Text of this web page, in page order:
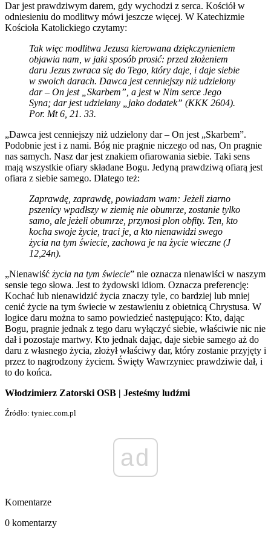
Dar jest prawdziwym darem, gdy wychodzi z serca. Kościół w
odniesieniu do modlitwy mówi jeszcze więcej. W Katechizmie
Kościoła Katolickiego czytamy:
Tak więc modlitwa Jezusa kierowana dziękczynieniem
objawia nam, w jaki sposób prosić: przed złożeniem
daru Jezus zwraca się do Tego, który daje, i daje siebie
w swoich darach. Dawca jest cenniejszy niż udzielony
dar – On jest „Skarbem”, a jest w Nim serce Jego
Syna; dar jest udzielany „jako dodatek” (KKK 2604).
Por. Mt 6, 21. 33.
„Dawca jest cenniejszy niż udzielony dar – On jest „Skarbem”.
Podobnie jest i z nami. Bóg nie pragnie niczego od nas, On pragnie
nas samych. Nasz dar jest znakiem ofiarowania siebie. Taki sens
mają wszystkie ofiary składane Bogu. Jedyną prawdziwą ofiarą jest
ofiara z siebie samego. Dlatego też:
Zaprawdę, zaprawdę, powiadam wam: Jeżeli ziarno
pszenicy wpadłszy w ziemię nie obumrze, zostanie tylko
samo, ale jeżeli obumrze, przynosi plon obfity. Ten, kto
kocha swoje życie, traci je, a kto nienawidzi swego
życia na tym świecie, zachowa je na życie wieczne (J
12,24n).
„Nienawiść życia na tym świecie” nie oznacza nienawiści w naszym
sensie tego słowa. Jest to żydowski idiom. Oznacza preferencję:
Kochać lub nienawidzić życia znaczy tyle, co bardziej lub mniej
cenić życie na tym świecie w zestawieniu z obietnicą Chrystusa. W
logice daru można to samo powiedzieć następująco: Kto, dając
Bogu, pragnie jednak z tego daru wyłączyć siebie, właściwie nic nie
dał i pozostaje martwy. Kto jednak dając, daje siebie samego aż do
daru z własnego życia, złożył właściwy dar, który zostanie przyjęty i
przez to nagrodzony życiem. Święty Wawrzyniec prawdziwie dał, i
to do końca.
Włodzimierz Zatorski OSB | Jesteśmy ludźmi
Źródło: tyniec.com.pl
ad
Komentarze
0 komentarzy